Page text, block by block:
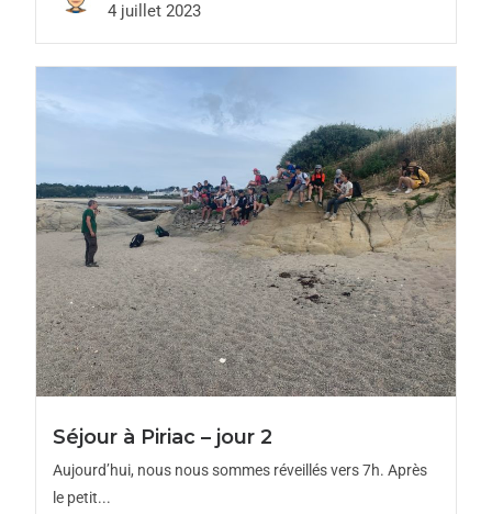
4 juillet 2023
Séjour à Piriac – jour 2
Aujourd’hui, nous nous sommes réveillés vers 7h. Après
le petit...